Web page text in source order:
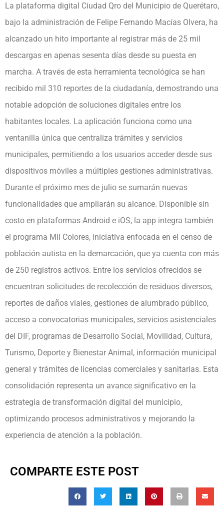
La plataforma digital Ciudad Qro del Municipio de Querétaro,
bajo la administración de Felipe Fernando Macías Olvera, ha
alcanzado un hito importante al registrar más de 25 mil
descargas en apenas sesenta días desde su puesta en
marcha. A través de esta herramienta tecnológica se han
recibido mil 310 reportes de la ciudadanía, demostrando una
notable adopción de soluciones digitales entre los
habitantes locales. La aplicación funciona como una
ventanilla única que centraliza trámites y servicios
municipales, permitiendo a los usuarios acceder desde sus
dispositivos móviles a múltiples gestiones administrativas.
Durante el próximo mes de julio se sumarán nuevas
funcionalidades que ampliarán su alcance. Disponible sin
costo en plataformas Android e iOS, la app integra también
el programa Mil Colores, iniciativa enfocada en el censo de
población autista en la demarcación, que ya cuenta con más
de 250 registros activos. Entre los servicios ofrecidos se
encuentran solicitudes de recolección de residuos diversos,
reportes de daños viales, gestiones de alumbrado público,
acceso a convocatorias municipales, servicios asistenciales
del DIF, programas de Desarrollo Social, Movilidad, Cultura,
Turismo, Deporte y Bienestar Animal, información municipal
general y trámites de licencias comerciales y sanitarias. Esta
consolidación representa un avance significativo en la
estrategia de transformación digital del municipio,
optimizando procesos administrativos y mejorando la
experiencia de atención a la población.
COMPARTE ESTE POST